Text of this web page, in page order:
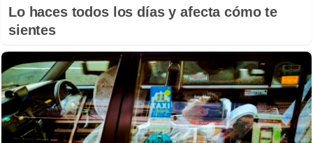
Lo haces todos los días y afecta cómo te
sientes